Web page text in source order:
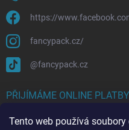
Tento web používá
https://
fancypack.cz/
@fancypack.cz
PŘIJÍMÁME ONLINE PLATBY